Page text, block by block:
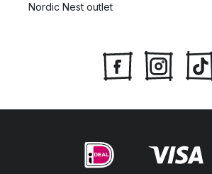
Nordic Nest outlet